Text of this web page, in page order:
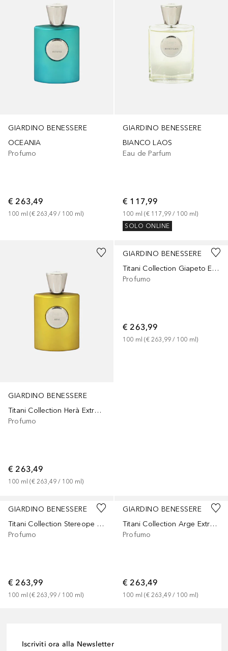
GIARDINO BENESSERE
OCEANIA
Profumo
€ 263,49
100 ml (€ 263,49 / 100 ml)
GIARDINO BENESSERE
BIANCO LAOS
Eau de Parfum
€ 117,99
100 ml (€ 117,99 / 100 ml)
SOLO ONLINE
GIARDINO BENESSERE
Titani Collection Herà Extrait de Parfum
Profumo
€ 263,49
100 ml (€ 263,49 / 100 ml)
GIARDINO BENESSERE
Titani Collection Giapeto Extrait de Parfum
Profumo
€ 263,99
100 ml (€ 263,99 / 100 ml)
GIARDINO BENESSERE
Titani Collection Stereope Extrait de Parfum
Profumo
€ 263,99
100 ml (€ 263,99 / 100 ml)
GIARDINO BENESSERE
Titani Collection Arge Extrait de Parfum
Profumo
€ 263,49
100 ml (€ 263,49 / 100 ml)
Iscriviti ora alla Newsletter